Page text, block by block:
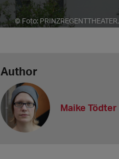
© Foto: PRINZREGENTTHEATER,
Author
Maike Tödter